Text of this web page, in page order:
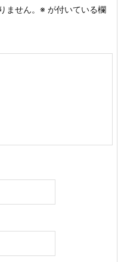
ません。 ※ が付いている欄